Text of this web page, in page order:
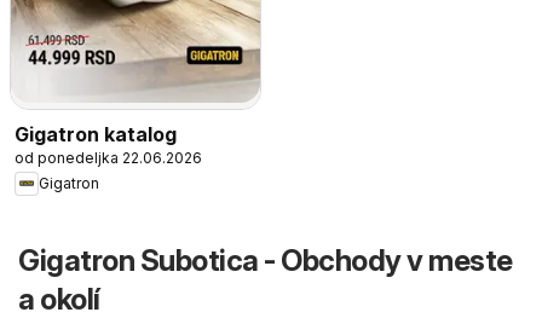
Gigatron katalog
od ponedeljka 22.06.2026
Gigatron
Gigatron Subotica - Obchody v meste
a okolí